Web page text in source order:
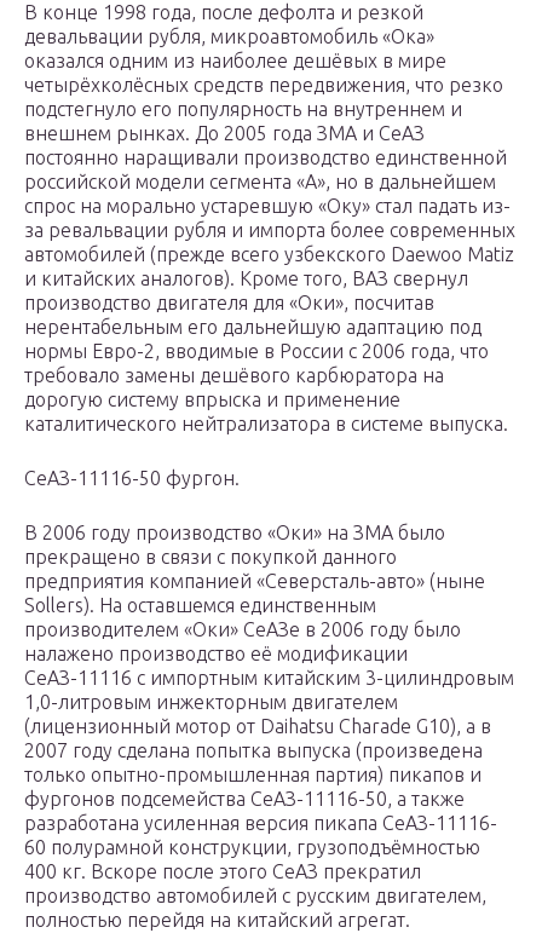
В конце 1998 года, после дефолта и резкой
девальвации рубля, микроавтомобиль «Ока»
оказался одним из наиболее дешёвых в мире
четырёхколёсных средств передвижения, что резко
подстегнуло его популярность на внутреннем и
внешнем рынках. До 2005 года ЗМА и СеАЗ
постоянно наращивали производство единственной
российской модели сегмента «А», но в дальнейшем
спрос на морально устаревшую «Оку» стал падать из-
за ревальвации рубля и импорта более современных
автомобилей (прежде всего узбекского Daewoo Matiz
и китайских аналогов). Кроме того, ВАЗ свернул
производство двигателя для «Оки», посчитав
нерентабельным его дальнейшую адаптацию под
нормы Евро-2, вводимые в России с 2006 года, что
требовало замены дешёвого карбюратора на
дорогую систему впрыска и применение
каталитического нейтрализатора в системе выпуска.
СеАЗ-11116-50 фургон.
В 2006 году производство «Оки» на ЗМА было
прекращено в связи с покупкой данного
предприятия компанией «Северсталь-авто» (ныне
Sollers). На оставшемся единственным
производителем «Оки» СеАЗе в 2006 году было
налажено производство её модификации
СеАЗ-11116 с импортным китайским 3-цилиндровым
1,0-литровым инжекторным двигателем
(лицензионный мотор от Daihatsu Charade G10), а в
2007 году сделана попытка выпуска (произведена
только опытно-промышленная партия) пикапов и
фургонов подсемейства СеАЗ-11116-50, а также
разработана усиленная версия пикапа СеАЗ-11116-
60 полурамной конструкции, грузоподъёмностью
400 кг. Вскоре после этого СеАЗ прекратил
производство автомобилей с русским двигателем,
полностью перейдя на китайский агрегат.